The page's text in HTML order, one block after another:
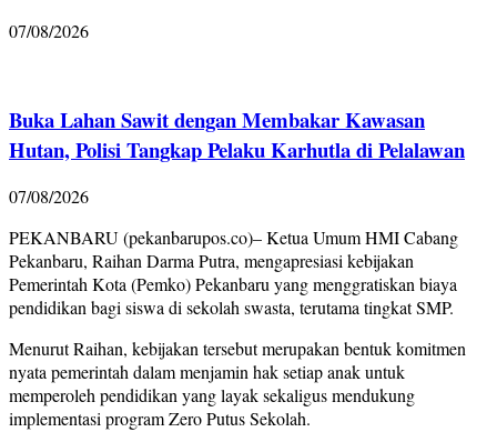
07/08/2026
Buka Lahan Sawit dengan Membakar Kawasan
Hutan, Polisi Tangkap Pelaku Karhutla di Pelalawan
07/08/2026
PEKANBARU (pekanbarupos.co)– Ketua Umum HMI Cabang
Pekanbaru, Raihan Darma Putra, mengapresiasi kebijakan
Pemerintah Kota (Pemko) Pekanbaru yang menggratiskan biaya
pendidikan bagi siswa di sekolah swasta, terutama tingkat SMP.
Menurut Raihan, kebijakan tersebut merupakan bentuk komitmen
nyata pemerintah dalam menjamin hak setiap anak untuk
memperoleh pendidikan yang layak sekaligus mendukung
implementasi program Zero Putus Sekolah.